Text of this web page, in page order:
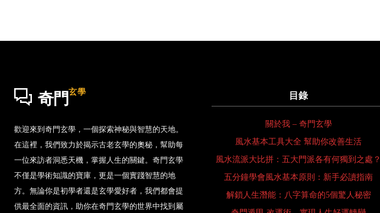
奇門 玄學
歡迎來到奇門玄學，一個探索神秘與智慧的天地。
在這裡，我們致力於揭示古老玄學的奧秘，幫助每
一位來訪者洞悉天機，掌握人生的關鍵。奇門玄學
不僅是學術知識的寶庫，更是一個實踐智慧的地
方。無論你是初學者還是玄學愛好者，我們都會提
供最全面的資訊，助你在奇門玄學的世界中找到屬
目錄
關於我 – 奇門玄學
風水基本工具大全 幫助你改善生活
風水流派大比拼：五大門派各有何獨到之處？
五分鐘學會風水基本原則：新手必讀指南
解鎖人生潛能：八字算命的5個驚人秘密